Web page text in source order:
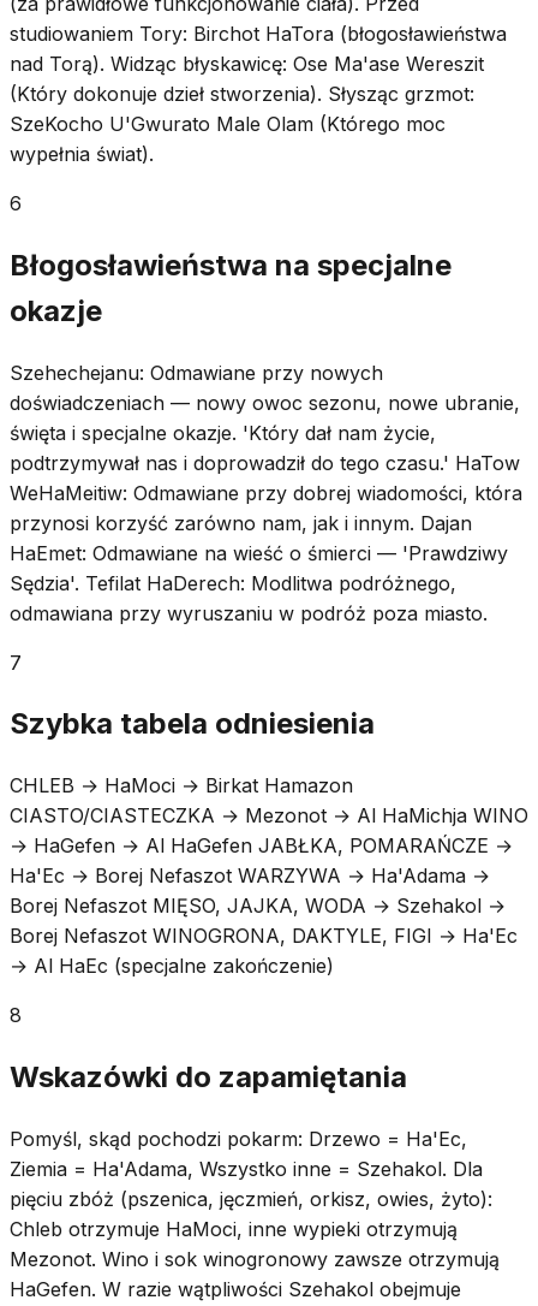
studiowaniem Tory: Birchot HaTora (błogosławieństwa
nad Torą). Widząc błyskawicę: Ose Ma'ase Wereszit
(Który dokonuje dzieł stworzenia). Słysząc grzmot:
SzeKocho U'Gwurato Male Olam (Którego moc
wypełnia świat).
6
Błogosławieństwa na specjalne
okazje
Szehechejanu: Odmawiane przy nowych
doświadczeniach — nowy owoc sezonu, nowe ubranie,
święta i specjalne okazje. 'Który dał nam życie,
podtrzymywał nas i doprowadził do tego czasu.' HaTow
WeHaMeitiw: Odmawiane przy dobrej wiadomości, która
przynosi korzyść zarówno nam, jak i innym. Dajan
HaEmet: Odmawiane na wieść o śmierci — 'Prawdziwy
Sędzia'. Tefilat HaDerech: Modlitwa podróżnego,
odmawiana przy wyruszaniu w podróż poza miasto.
7
Szybka tabela odniesienia
CHLEB → HaMoci → Birkat Hamazon
CIASTO/CIASTECZKA → Mezonot → Al HaMichja WINO
→ HaGefen → Al HaGefen JABŁKA, POMARAŃCZE →
Ha'Ec → Borej Nefaszot WARZYWA → Ha'Adama →
Borej Nefaszot MIĘSO, JAJKA, WODA → Szehakol →
Borej Nefaszot WINOGRONA, DAKTYLE, FIGI → Ha'Ec
→ Al HaEc (specjalne zakończenie)
8
Wskazówki do zapamiętania
Pomyśl, skąd pochodzi pokarm: Drzewo = Ha'Ec,
Ziemia = Ha'Adama, Wszystko inne = Szehakol. Dla
pięciu zbóż (pszenica, jęczmień, orkisz, owies, żyto):
Chleb otrzymuje HaMoci, inne wypieki otrzymują
Mezonot. Wino i sok winogronowy zawsze otrzymują
HaGefen. W razie wątpliwości Szehakol obejmuje